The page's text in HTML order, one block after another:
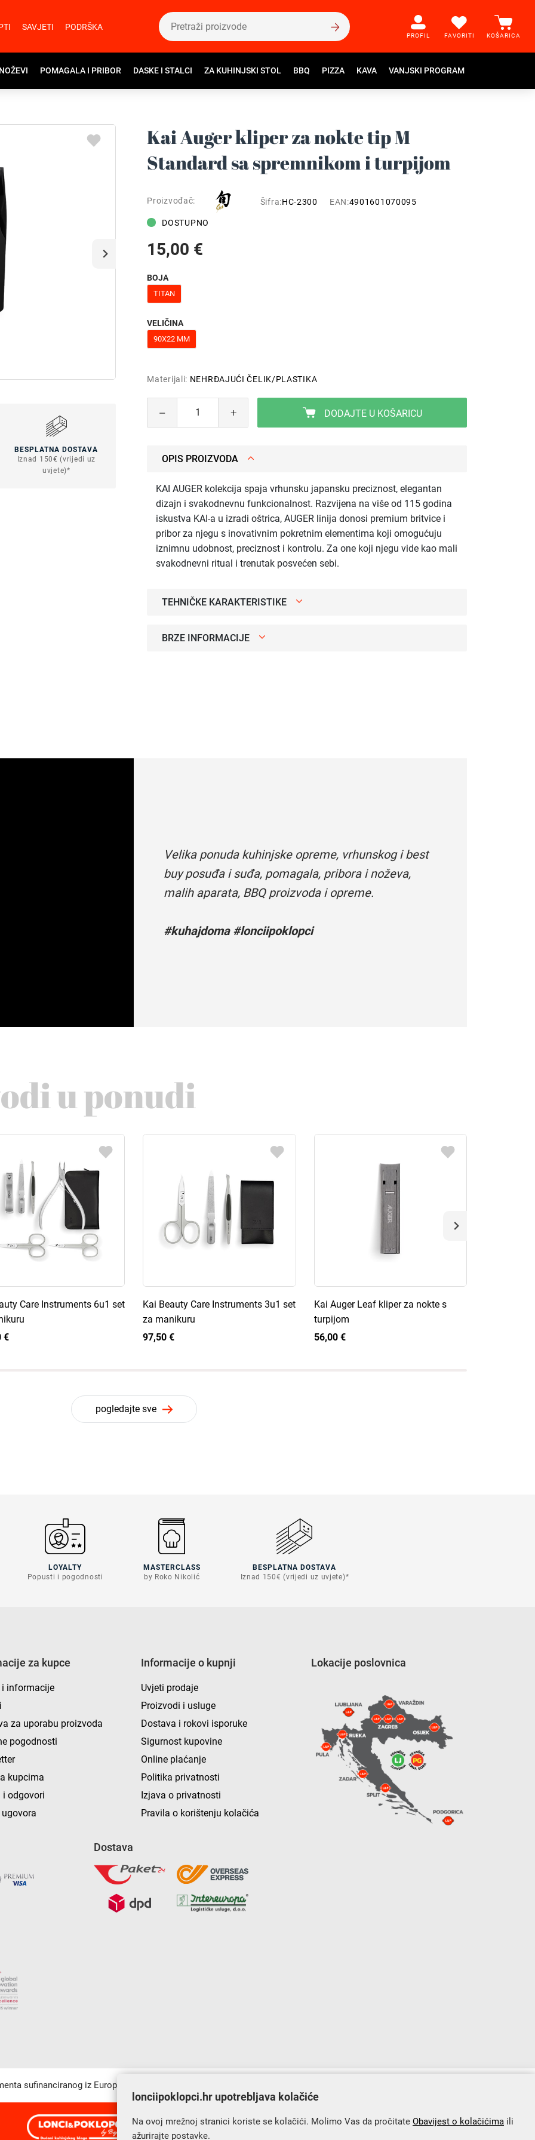
SAVJETI PODRŠKA
PROFIL FAVORITI KOŠARICA
POMAGALA I PRIBOR DASKE I STALCI ZA KUHINJSKI STOL BBQ PIZZA KAVA VANJSKI PROGRAM
BESPLATNA DOSTAVA
Iznad 150€ (vrijedi uz
uvjete)*
Kai Auger kliper za nokte tip M
Standard sa spremnikom i turpijom
Proizvođač: Šifra:HC-2300 EAN:4901601070095
DOSTUPNO
15,00 €
BOJA
TITAN
VELIČINA
90X22 MM
Materijali: NEHRĐAJUĆI ČELIK/PLASTIKA
DODAJTE U KOŠARICU
OPIS PROIZVODA
KAI AUGER kolekcija spaja vrhunsku japansku preciznost, elegantan
dizajn i svakodnevnu funkcionalnost. Razvijena na više od 115 godina
iskustva KAI-a u izradi oštrica, AUGER linija donosi premium britvice i
pribor za njegu s inovativnim pokretnim elementima koji omogućuju
iznimnu udobnost, preciznost i kontrolu. Za one koji njegu vide kao mali
svakodnevni ritual i trenutak posvećen sebi.
TEHNIČKE KARAKTERISTIKE
BRZE INFORMACIJE
Velika ponuda kuhinjske opreme, vrhunskog i best
buy posuđa i suđa, pomagala, pribora i noževa,
malih aparata, BBQ proizvoda i opreme.
#kuhajdoma #lonciipoklopci
u ponudi
Care Instruments 6u1 set
€
Kai Beauty Care Instruments 3u1 set
za manikuru
97,50 €
Kai Auger Leaf kliper za nokte s
turpijom
56,00 €
pogledajte sve
LOYALTY
Popusti i pogodnosti
MASTERCLASS
by Roko Nikolić
BESPLATNA DOSTAVA
Iznad 150€ (vrijedi uz uvjete)*
za kupce
i informacije
za uporabu proizvoda
pogodnosti
kupcima
i odgovori
Informacije o kupnji
Uvjeti prodaje
Proizvodi i usluge
Dostava i rokovi isporuke
Sigurnost kupovine
Online plaćanje
Politika privatnosti
Izjava o privatnosti
Pravila o korištenju kolačića
Lokacije poslovnica
Dostava
sufinanciranog iz Europskog fonda za regionalni razvoj u sklopu Operativnog programa „Konkurentnost i kohezija”.
s Vama od 2014. godine!
lonciipoklopci.hr upotrebljava kolačiće
Na ovoj mrežnoj stranici koriste se kolačići. Molimo Vas da pročitate Obavijest o kolačićima ili
ažurirajte postavke.